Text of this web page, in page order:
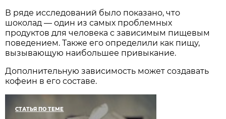
В ряде исследований было показано, что
шоколад — один из самых проблемных
продуктов для человека с зависимым пищевым
поведением. Также его определили как пищу,
вызывающую наибольшее привыкание.
Дополнительную зависимость может создавать
кофеин в его составе.
СТАТЬЯ ПО ТЕМЕ